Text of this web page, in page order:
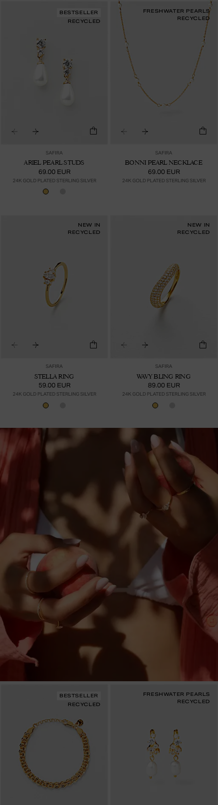
BESTSELLER
RECYCLED
SAFIRA
ARIEL PEARL STUDS
69.00 EUR
24K GOLD PLATED STERLING SILVER
FRESHWATER PEARLS
RECYCLED
SAFIRA
BONNI PEARL NECKLACE
69.00 EUR
24K GOLD PLATED STERLING SILVER
NEW IN
RECYCLED
SAFIRA
STELLA RING
59.00 EUR
24K GOLD PLATED STERLING SILVER
NEW IN
RECYCLED
SAFIRA
WAVY BLING RING
89.00 EUR
24K GOLD PLATED STERLING SILVER
BESTSELLER
RECYCLED
FRESHWATER PEARLS
RECYCLED